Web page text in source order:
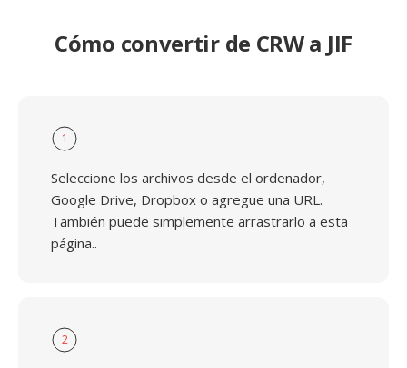
Cómo convertir de CRW a JIF
1
Seleccione los archivos desde el ordenador,
Google Drive, Dropbox o agregue una URL.
También puede simplemente arrastrarlo a esta
página..
2